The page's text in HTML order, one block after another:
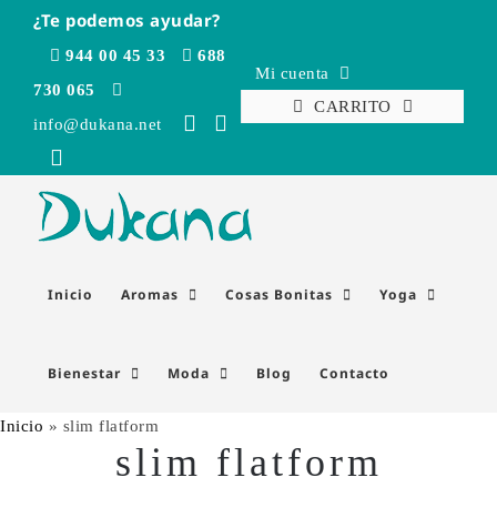
contenido
¿Te podemos ayudar?
944 00 45 33
688
730 065
info@dukana.net
Mi cuenta
CARRITO
Inicio Aromas Cosas Bonitas Yoga
Bienestar Moda Blog Contacto
Inicio » slim flatform
slim flatform